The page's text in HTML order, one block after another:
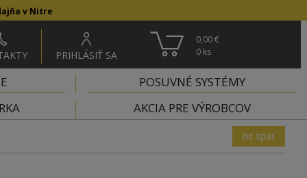
v Nitre
PRIHLÁSIŤ SA
0,00 €
0 ks
POSUVNÉ SYSTÉMY
AKCIA PRE VÝROBCOV
ísť späť